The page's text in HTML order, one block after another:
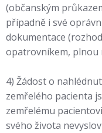
(občanským
případně i své
dokumentace
opatrovníkem, plnou
4) Žádost o
zemřelého pacienta
zemřelému
svého života